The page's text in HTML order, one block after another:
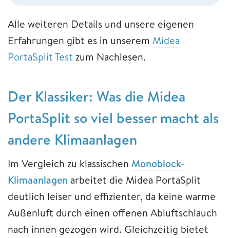
Alle weiteren Details und unsere eigenen
Erfahrungen gibt es in unserem Midea
PortaSplit Test zum Nachlesen.
Der Klassiker: Was die Midea
PortaSplit so viel besser macht als
andere Klimaanlagen
Im Vergleich zu klassischen Monoblock-
Klimaanlagen arbeitet die Midea PortaSplit
deutlich leiser und effizienter, da keine warme
Außenluft durch einen offenen Abluftschlauch
nach innen gezogen wird. Gleichzeitig bietet